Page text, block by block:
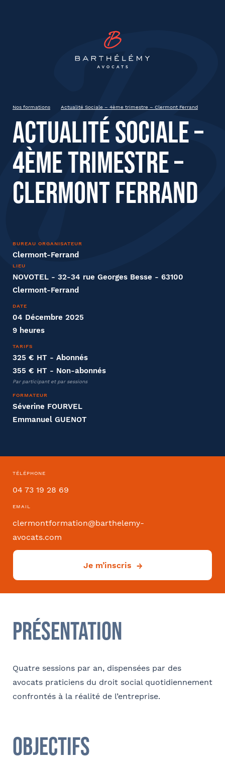
Nos formations Actualité Sociale – 4ème trimestre – Clermont Ferrand
Actualité Sociale –
4ème trimestre –
Clermont Ferrand
BUREAU ORGANISATEUR
Clermont-Ferrand
LIEU
NOVOTEL - 32-34 rue Georges Besse - 63100
Clermont-Ferrand
DATE
04 Décembre 2025
9 heures
TARIFS
325 € HT - Abonnés
355 € HT - Non-abonnés
Par participant et par sessions
FORMATEUR
Séverine FOURVEL
Emmanuel GUENOT
TÉLÉPHONE
04 73 19 28 69
EMAIL
clermontformation@barthelemy-
avocats.com
Je m’inscris
Présentation
Quatre sessions par an, dispensées par des
avocats praticiens du droit social quotidiennement
confrontés à la réalité de l’entreprise.
Objectifs
Actualité Sociale – 4ème
trimestre – Clermont Ferrand
9 heures
État civil
Prénom
Société
Fonction
Déjà client ?
Oui
Si oui dans quelle ville ?
Comment avez-vous connu le cabinet / la formation ?
Internet Bon appétit RH Autre
Coordonnées